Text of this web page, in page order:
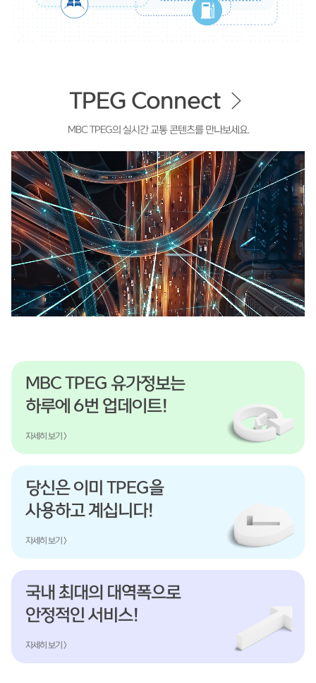
TPEG Connect
MBC TPEG의 실시간 교통 콘텐츠를 만나보세요.
MBC TPEG 유가정보는
하루에 6번 업데이트!
자세히 보기 >
당신은 이미 TPEG을
사용하고 계십니다!
자세히 보기 >
국내 최대의 대역폭으로
안정적인 서비스!
자세히 보기 >